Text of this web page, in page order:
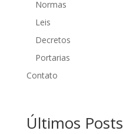
Normas
Leis
Decretos
Portarias
Contato
Últimos Posts